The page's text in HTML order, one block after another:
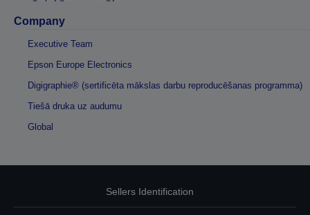
Company
Executive Team
Epson Europe Electronics
Digigraphie® (sertificēta mākslas darbu reproducēšanas programma)
Tiešā druka uz audumu
Global
Sellers Identification